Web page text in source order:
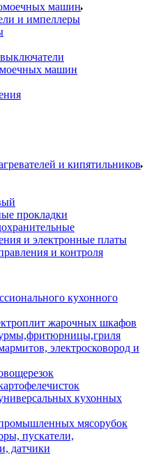
машин
и импеллеры
машин
и кипятильников
прокладки
и электронные платы
и контроля
кухонного
жарочных шкафов
электросковород и
кухонных
мясорубок
пускатели,
датчики